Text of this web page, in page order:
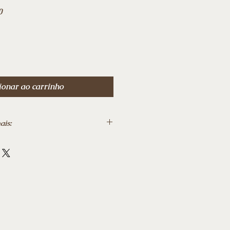
Preço
ao carrinho